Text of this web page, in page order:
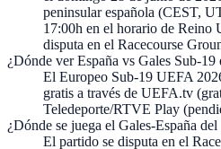
peninsular española (CEST,
17:00h en el horario de Reino
disputa en el Racecourse
¿Dónde ver España vs Gales Sub-19
El Europeo Sub-19 UEFA
gratis a través de UEFA.tv
Teledeporte/RTVE Play
¿Dónde se juega el Gales-España
El partido se disputa en el